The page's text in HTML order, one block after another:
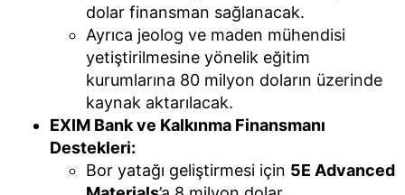
dolar finansman sağlanacak.
Ayrıca jeolog ve maden mühendisi
yetiştirilmesine yönelik eğitim
kurumlarına 80 milyon doların üzerinde
kaynak aktarılacak.
EXIM Bank ve Kalkınma Finansmanı
Destekleri:
Bor yatağı geliştirmesi için 5E Advanced